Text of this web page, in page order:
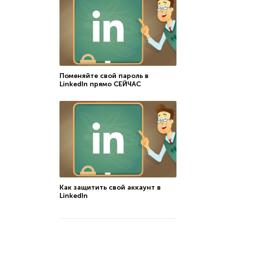
Поменяйте свой пароль в
LinkedIn прямо СЕЙЧАС
Как защитить свой аккаунт в
LinkedIn